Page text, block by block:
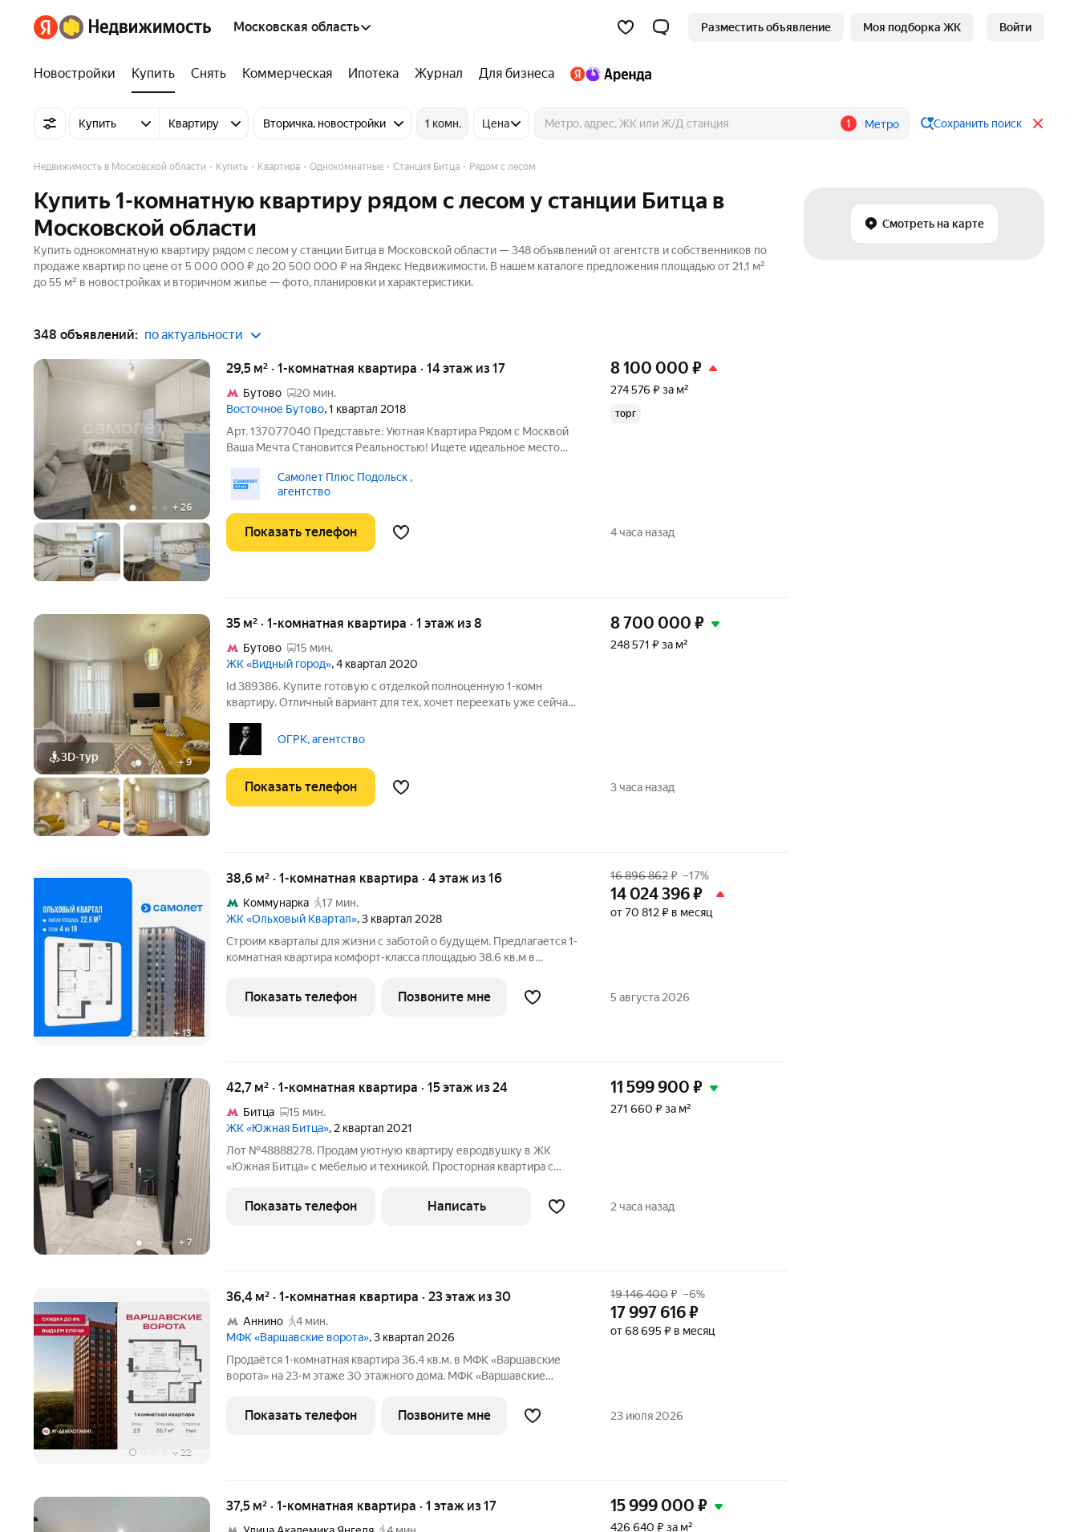
Московская область Разместить объявление Моя подборка ЖК Войти
Новостройки Купить Снять Коммерческая Ипотека Журнал Для бизнеса
Купить Квартиру Вторичка, новостройки 1 комн. Цена 1 Метро Сохранить поиск
Смотреть на карте
Недвижимость в Московской области Купить Квартира Однокомнатные Станция Битца Рядом с лесом
Купить 1-комнатную квартиру рядом с лесом у станции Битца в
Московской области
Купить однокомнатную квартиру рядом с лесом у станции Битца в Московской области — 348 объявлений от агентств и собственников по
продаже квартир по цене от 5 000 000 ₽ до 20 500 000 ₽ на Яндекс Недвижимости. В нашем каталоге предложения площадью от 21,1 м²
до 55 м² в новостройках и вторичном жилье — фото, планировки и характеристики.
348 объявлений: по актуальности
+ 26
29,5 м² · 1-комнатная квартира · 14 этаж из 17
Бутово
20 мин.
Восточное Бутово, 1 квартал 2018
Арт. 137077040 Представьте: Уютная Квартира Рядом с Москвой
Ваша Мечта Становится Реальностью! Ищете идеальное место
быстро добираться до Москвы?! Продается ИДЕАЛЬНАЯ 1-
комнатная квартира:
Самолет Плюс Подольск ,
агентство
8 100 000 ₽
274 576 ₽ за м²
торг
Показать телефон 4 часа назад
3D-тур + 9
35 м² · 1-комнатная квартира · 1 этаж из 8
Бутово
15 мин.
ЖК «Видный город», 4 квартал 2020
Id 389386. Купите готовую с отделкой полноценную 1-комн
квартиру. Отличный вариант для тех, хочет переехать уже сейчас,
окон в ней много естественного солнечного света. В вашем
распоряжении
ОГРК, агентство
8 700 000 ₽
248 571 ₽ за м²
Показать телефон 3 часа назад
+13
38,6 м² · 1-комнатная квартира · 4 этаж из 16
Коммунарка
17 мин.
ЖК «Ольховый Квартал», 3 квартал 2028
Строим кварталы для жизни с заботой о будущем. Предлагается 1-
комнатная квартира комфорт-класса площадью 38.6 кв.м в
"Ольховый Квартал".Застройщик сдает квартиры с отделкой и без
нее.
16 896 862₽ –17%
14 024 396₽
от 70 812 ₽ в месяц
Показать телефон Позвоните мне 5 августа 2026
+ 7
42,7 м² · 1-комнатная квартира · 15 этаж из 24
Битца
15 мин.
ЖК «Южная Битца», 2 квартал 2021
Лот №48888278. Продам уютную квартиру евродвушку в ЖК
«Южная Битца» с мебелью и техникой. Просторная квартира с
территория комплекса гарантирует безопасность и спокойствие.
Дом сдан и
11 599 900 ₽
271 660 ₽ за м²
Показать телефон Написать 2 часа назад
+ 22
36,4 м² · 1-комнатная квартира · 23 этаж из 30
Аннино
4 мин.
МФК «Варшавские ворота», 3 квартал 2026
Продаётся 1-комнатная квартира 36.4 кв.м. в МФК «Варшавские
ворота» на 23-м этаже 30 этажного дома. МФК «Варшавские
функциональностью, жизнью сегодня и устойчивым будущим.
Коротко о
19 146 400₽ –6%
17 997 616₽
от 68 695 ₽ в месяц
Показать телефон Позвоните мне 23 июля 2026
37,5 м² · 1-комнатная квартира · 1 этаж из 17 15 999 000 ₽
426 640 ₽ за м²